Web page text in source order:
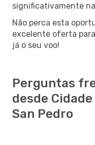
significativamente
Não perca esta
excelente oferta
já o seu voo!
Perguntas
desde
San Pedro